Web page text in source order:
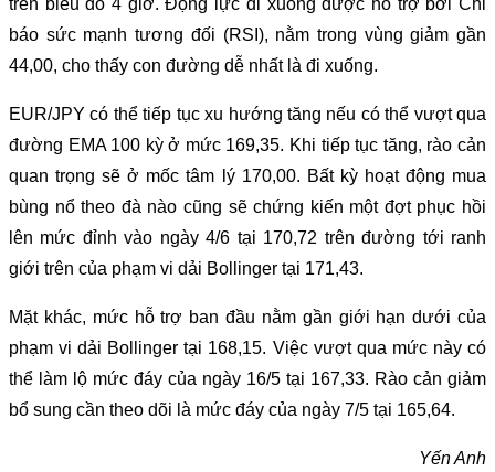
báo sức mạnh tương đối (RSI), nằm trong vùng giảm gần
44,00, cho thấy con đường dễ nhất là đi xuống.
EUR/JPY có thể tiếp tục xu hướng tăng nếu có thể vượt qua
đường EMA 100 kỳ ở mức 169,35. Khi tiếp tục tăng, rào cản
quan trọng sẽ ở mốc tâm lý 170,00. Bất kỳ hoạt động mua
bùng nổ theo đà nào cũng sẽ chứng kiến ​​một đợt phục hồi
lên mức đỉnh vào ngày 4/6 tại 170,72 trên đường tới ranh
giới trên của phạm vi dải Bollinger tại 171,43.
Mặt khác, mức hỗ trợ ban đầu nằm gần giới hạn dưới của
phạm vi dải Bollinger tại 168,15. Việc vượt qua mức này có
thể làm lộ mức đáy của ngày 16/5 tại 167,33. Rào cản giảm
bổ sung cần theo dõi là mức đáy của ngày 7/5 tại 165,64.
Yến Anh